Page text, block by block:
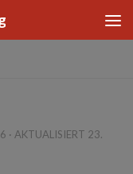
· AKTUALISIERT 23.